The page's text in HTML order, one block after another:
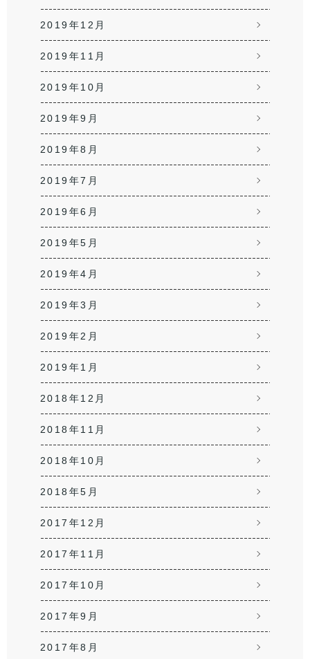
2019年12月
2019年11月
2019年10月
2019年9月
2019年8月
2019年7月
2019年6月
2019年5月
2019年4月
2019年3月
2019年2月
2019年1月
2018年12月
2018年11月
2018年10月
2018年5月
2017年12月
2017年11月
2017年10月
2017年9月
2017年8月